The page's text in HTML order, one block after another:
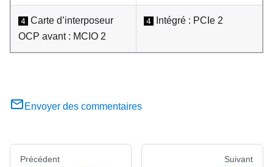
4 Carte d’interposeur
OCP avant : MCIO 2
4 Intégré : PCIe 2
Envoyer des commentaires
Précédent Suivant